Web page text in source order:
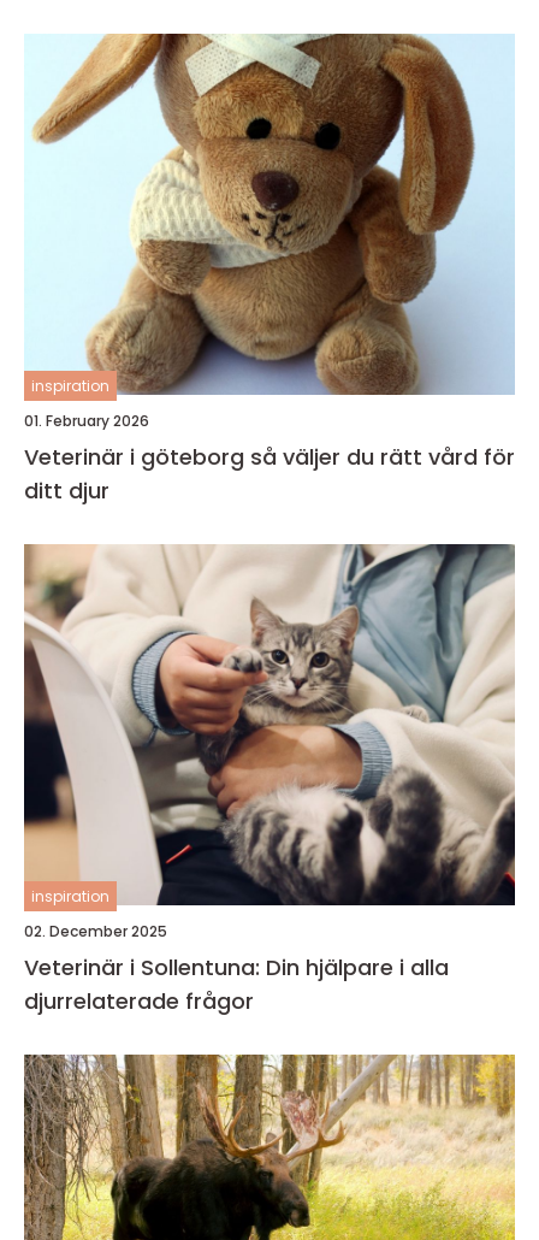
inspiration
01. February 2026
Veterinär i göteborg så väljer du rätt vård för
ditt djur
inspiration
02. December 2025
Veterinär i Sollentuna: Din hjälpare i alla
djurrelaterade frågor